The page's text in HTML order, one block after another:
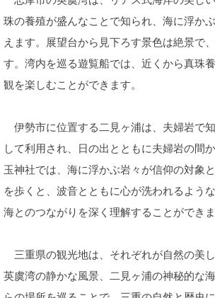
珠の養殖が盛んなことで知られ、海に浮か
えます。展望台から見下ろす景色は絶景で
す。湾内を巡る遊覧船では、近くから真珠
観を楽しむことができます。
伊勢市に位置する二見ヶ浦は、夫婦岩で
して利用され、日の出とともに夫婦岩の間
玉神社では、海に浮かぶ岩々が信仰の対象
を歩くと、波音とともに心が洗われるよう
海とのつながりを深く理解することができま
三重県の観光地は、それぞれが自然の美
英虞湾の静かな風景、二見ヶ浦の神秘的な